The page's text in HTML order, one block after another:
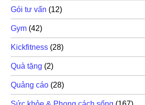
Gói tư vấn (12)
Gym (42)
Kickfitness (28)
Quà tặng (2)
Quảng cáo (28)